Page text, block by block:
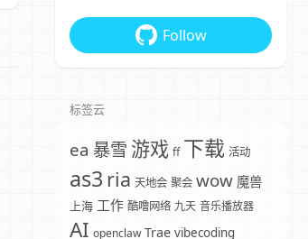
Follow
标签云
ea 暴雪 游戏 ff 下载 活动
as3 ria 天地会 聚会 wow 魔兽
上海 工作 酷噜网络 九天 音乐播放器
AI openclaw Trae vibecoding